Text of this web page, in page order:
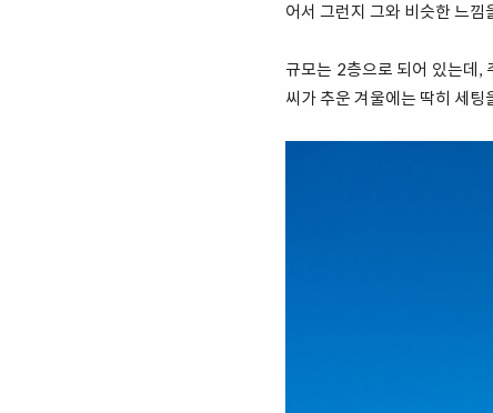
어서 그런지 그와 비슷한 느낌
규모는 2층으로 되어 있는데,
씨가 추운 겨울에는 딱히 세팅